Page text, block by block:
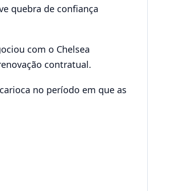
quebra de confiança
com o Chelsea
contratual.
no período em que as